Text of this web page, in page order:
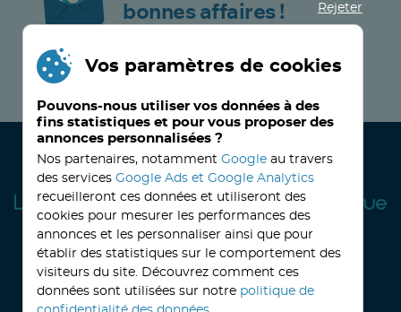
bonnes affaires !
JE M’INSCRIS MAINTENANT !
32, avenue Haussmann33390 BLAYE
Lundi14h-18hMardi à vendredi8h30-12h00 - 14h-18h
Le Samedi9h30 - 12h30
Rejeter
Vos paramètres de cookies
Pouvons-nous utiliser vos données à des
fins statistiques et pour vous proposer des
annonces personnalisées ?
Nos partenaires, notamment Google au travers
des services Google Ads et Google Analytics
recueilleront ces données et utiliseront des
cookies pour mesurer les performances des
annonces et les personnaliser ainsi que pour
établir des statistiques sur le comportement des
visiteurs du site. Découvrez comment ces
données sont utilisées sur notre politique de